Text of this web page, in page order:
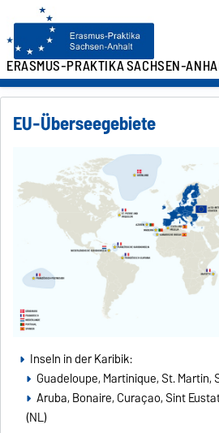
ERASMUS-PRAKTIKASACHSEN-
EU-Überseegebiete
Inseln in der Karibik:
Guadeloupe, Martinique, St. Martin,
Aruba, Bonaire, Curaçao, Sint
(NL)